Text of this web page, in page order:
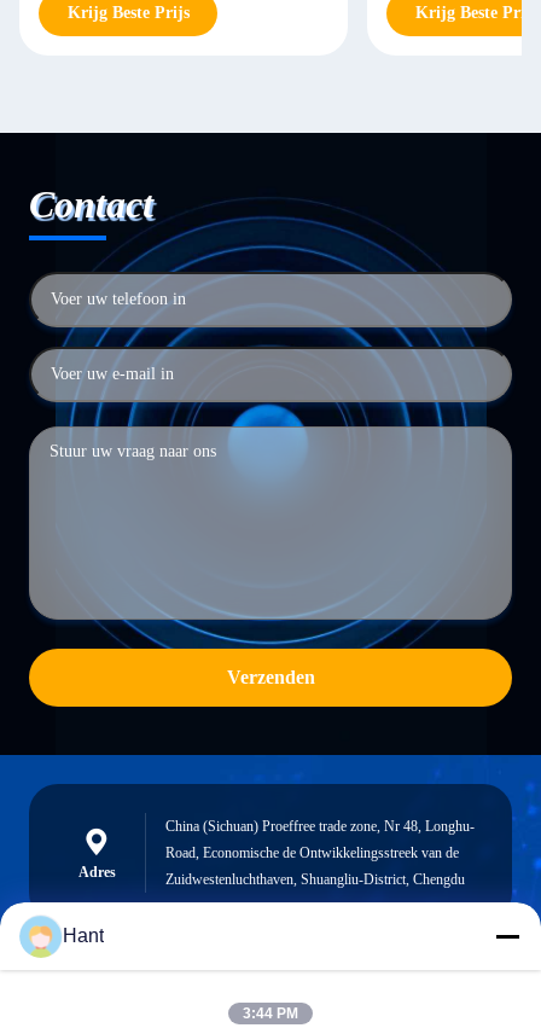
Krijg Beste Prijs Krijg Beste Prijs
Contact
Verzenden
Adres
China (Sichuan) Proeffree trade zone, Nr 48, Longhu-
Road, Economische de Ontwikkelingsstreek van de
Zuidwestenluchthaven, Shuangliu-District, Chengdu
Sales03@chinafibercable.com
Hant
3:44 PM